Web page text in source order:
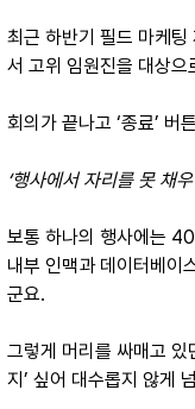
최근 하반기 필드 마케
서 고위 임원진을 대상
회의가 끝나고 ‘종료’ 버
‘행사에서 자리를 못 채
보통 하나의 행사에는
내부 인맥과 데이터베이
군요.
그렇게 머리를 싸매고 있
지’ 싶어 대수롭지 않게